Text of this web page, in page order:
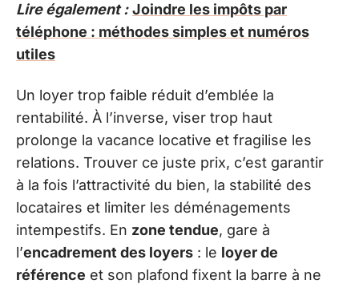
Lire également : Joindre les impôts par
téléphone : méthodes simples et numéros
utiles
Un loyer trop faible réduit d’emblée la
rentabilité. À l’inverse, viser trop haut
prolonge la vacance locative et fragilise les
relations. Trouver ce juste prix, c’est garantir
à la fois l’attractivité du bien, la stabilité des
locataires et limiter les déménagements
intempestifs. En zone tendue, gare à
l’encadrement des loyers : le loyer de
référence et son plafond fixent la barre à ne